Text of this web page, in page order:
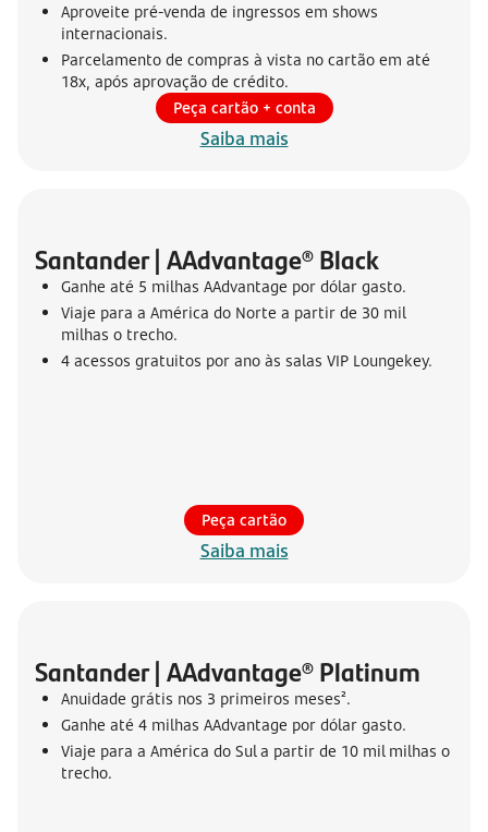
Aproveite pré-venda de ingressos em shows
internacionais.
Parcelamento de compras à vista no cartão em até
18x, após aprovação de crédito.
Peça cartão + conta
Saiba mais
Santander | AAdvantage® Black
Ganhe até 5 milhas AAdvantage por dólar gasto.
Viaje para a América do Norte a partir de 30 mil
milhas o trecho.
4 acessos gratuitos por ano às salas VIP Loungekey.
Peça cartão
Saiba mais
Santander | AAdvantage® Platinum
Anuidade grátis nos 3 primeiros meses².
Ganhe até 4 milhas AAdvantage por dólar gasto.
Viaje para a América do Sul a partir de 10 mil milhas o
trecho.